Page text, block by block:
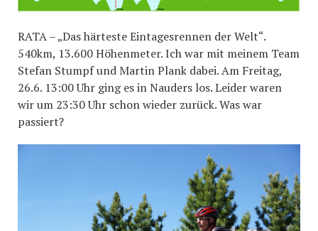
RATA – „Das härteste Eintagesrennen der Welt“.
540km, 13.600 Höhenmeter. Ich war mit meinem Team
Stefan Stumpf und Martin Plank dabei. Am Freitag,
26.6. 13:00 Uhr ging es in Nauders los. Leider waren
wir um 23:30 Uhr schon wieder zurück. Was war
passiert?